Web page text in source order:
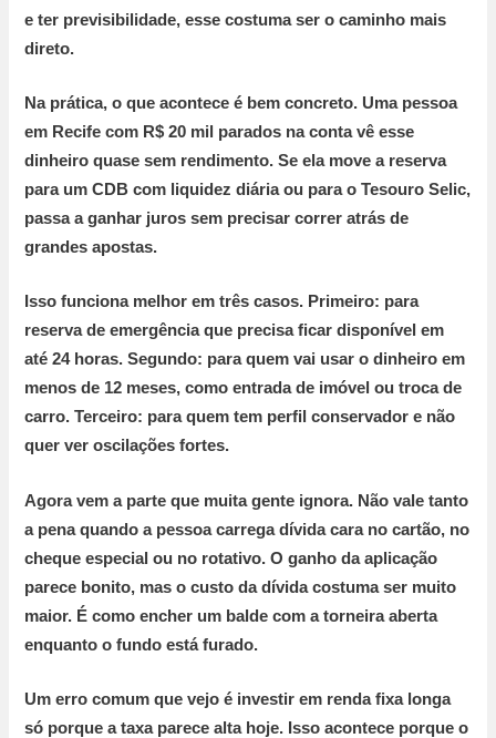
e ter previsibilidade, esse costuma ser o caminho mais
direto.
Na prática, o que acontece é bem concreto. Uma pessoa
em Recife com R$ 20 mil
parados na conta vê esse
dinheiro quase sem rendimento. Se ela move a reserva
para um CDB com liquidez diária ou para o Tesouro Selic,
passa a ganhar juros sem precisar correr atrás de
grandes apostas.
Isso funciona melhor em três casos. Primeiro: para
reserva de emergência que precisa ficar disponível em
até24 horas.Segundo: para quem vai usar o dinheiro em
menos de 12 meses, como entrada de imóvel ou troca de
carro.Terceiro: para quem tem perfil conservador e não
quer ver oscilações fortes.
Agora vem a parte que muita gente ignora. Não vale tanto
a penaquando a pessoa carrega dívida cara no cartão, no
cheque especial ou no rotativo. O ganho da aplicação
parece bonito, mas o custo da dívida costuma ser muito
maior. É como encher um balde com a torneira aberta
enquanto o fundo está furado.
Um erro comum que vejo é investir em renda fixa longa
só porque a taxa parece alta hoje. Isso acontece porque o